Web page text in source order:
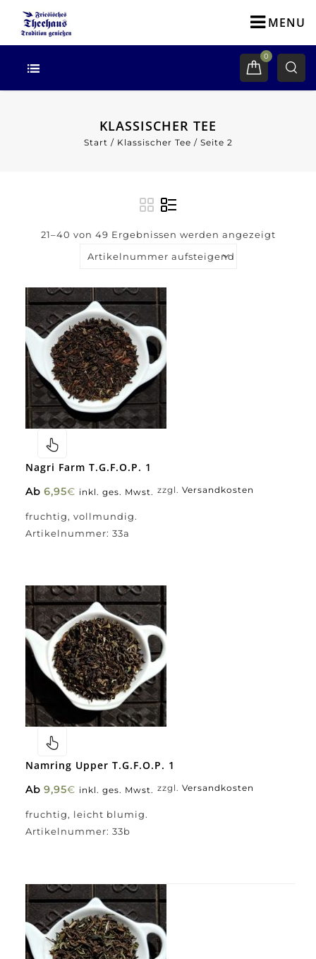
MENU
0
KLASSISCHER TEE
Start / Klassischer Tee / Seite 2
21–40 von 49 Ergebnissen werden angezeigt
Artikelnummer aufsteigend
Nagri Farm T.G.F.O.P. 1
Ab 6,95€ inkl. ges. Mwst.
fruchtig, vollmundig.
zzgl. Versandkosten
Artikelnummer: 33a
Namring Upper T.G.F.O.P. 1
Ab 9,95€ inkl. ges. Mwst.
fruchtig, leicht blumig.
zzgl. Versandkosten
Artikelnummer: 33b